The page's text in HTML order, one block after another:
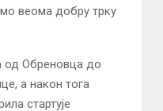
веома добру трку
од Обреновца до
а након тога
стартује